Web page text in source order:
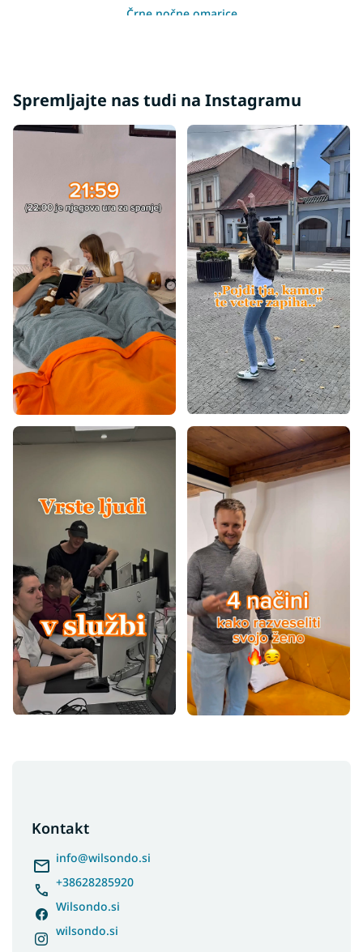
Črne nočne omarice
Spremljajte nas tudi na Instagramu
Kontakt
info@wilsondo.si
+38628285920
Wilsondo.si
wilsondo.si